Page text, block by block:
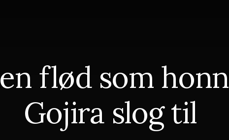
flød som
Gojira slog til